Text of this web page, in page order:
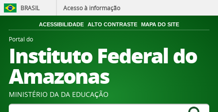
BRASIL Acesso à informação
ACESSIBILIDADE ALTO CONTRASTE MAPA DO SITE
Portal do
Instituto Federal do
Amazonas
MINISTÉRIO DA DA EDUCAÇÃO
Search Site